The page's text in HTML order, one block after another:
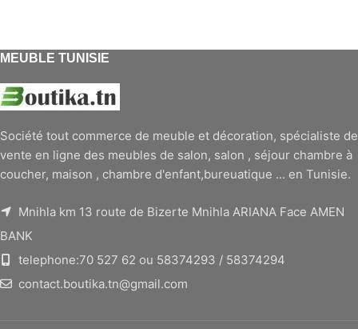
MEUBLE TUNISIE
Société tout commerce de meuble et décoration, spécialiste de
vente en ligne des meubles de salon, salon , séjour chambre à
coucher, maison , chambre d'enfant,bureuatique ... en Tunisie.
Mnihla km 13 route de Bizerte Mnihla ARIANA Face AMEN
BANK
telephone:70 527 62 ou 58374293 / 58374294
contact.boutika.tn@gmail.com